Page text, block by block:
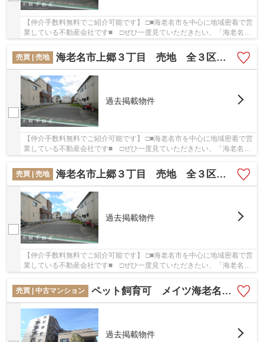
【仲介手数料無料でご紹介可能です】 □■海老名市を中心に地域密着で営
業している不動産会社です■ □ぜひ一度見ていただきたい、「海老名市
売買 | 売地
海老名市上郷３丁目 売地 全３区画【仲介手数料無料】
過去掲載物件
【仲介手数料無料でご紹介可能です】 □■海老名市を中心に地域密着で営
業している不動産会社です■ □ぜひ一度見ていただきたい、「海老名市
売買 | 売地
海老名市上郷３丁目 売地 全３区画【仲介手数料無料】
過去掲載物件
【仲介手数料無料でご紹介可能です】 □■海老名市を中心に地域密着で営
業している不動産会社です■ □ぜひ一度見ていただきたい、「海老名市
売買 | 中古マンション
ペット飼育可 メイツ海老名 2階 2LDK リフォーム済み 【仲介手数料無料】
過去掲載物件